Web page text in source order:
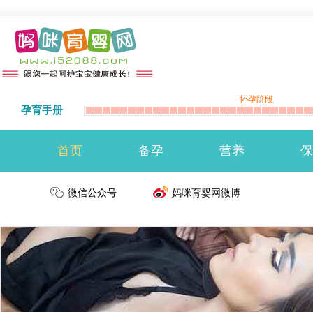
孕育手册
怀孕阶段
首页 备孕 营养
微信公众号 妈咪育婴网微博
准备怀孕 备孕注意事项 生男生女